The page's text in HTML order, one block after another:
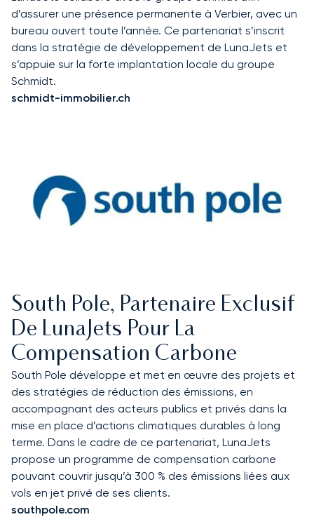
d’assurer une présence permanente à Verbier, avec un
bureau ouvert toute l’année. Ce partenariat s’inscrit
dans la stratégie de développement de LunaJets et
s’appuie sur la forte implantation locale du groupe
Schmidt.
schmidt-immobilier.ch
South Pole, Partenaire Exclusif
De LunaJets Pour La
Compensation Carbone
South Pole développe et met en œuvre des projets et
des stratégies de réduction des émissions, en
accompagnant des acteurs publics et privés dans la
mise en place d’actions climatiques durables à long
terme. Dans le cadre de ce partenariat, LunaJets
propose un programme de compensation carbone
pouvant couvrir jusqu’à 300 % des émissions liées aux
vols en jet privé de ses clients.
southpole.com